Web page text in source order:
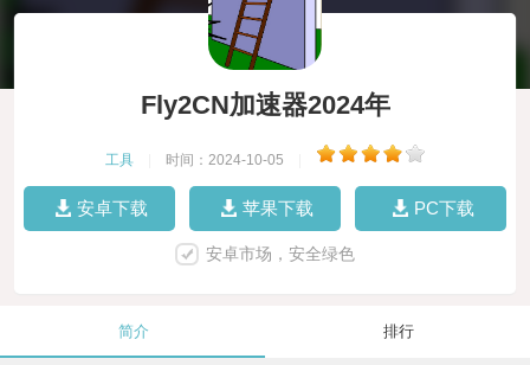
Fly2CN加速器2024年
工具 时间：2024-10-05
安卓下载 苹果下载 PC下载
安卓市场，安全绿色
简介 排行